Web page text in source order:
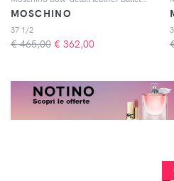
MOSCHINO
37 1/2
€ 465,00 € 362,00